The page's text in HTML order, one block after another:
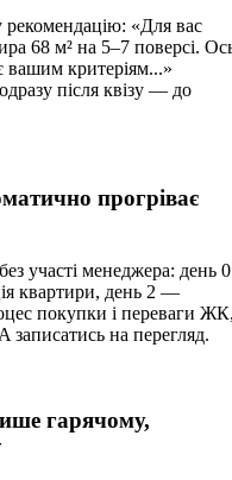
рекомендацію: «Для вас
68 м² на 5–7 поверсі.
вашим критеріям...»
після квізу — до
прогріває
участі менеджера: день 0
квартири, день 2 —
покупки і переваги
на перегляд.
гарячому,